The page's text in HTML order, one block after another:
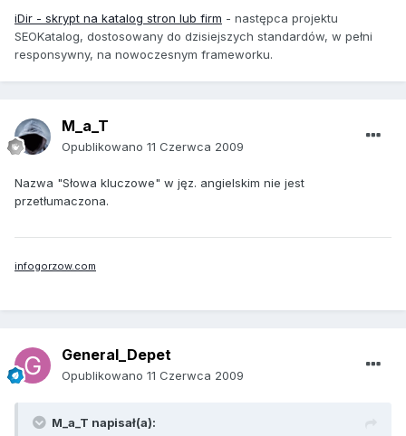
iDir - skrypt na katalog stron lub firm - następca projektu
SEOKatalog, dostosowany do dzisiejszych standardów, w pełni
responsywny, na nowoczesnym frameworku.
M_a_T
Opublikowano 11 Czerwca 2009
Nazwa "Słowa kluczowe" w jęz. angielskim nie jest
przetłumaczona.
infogorzow.com
General_Depet
Opublikowano 11 Czerwca 2009
M_a_T napisał(a):